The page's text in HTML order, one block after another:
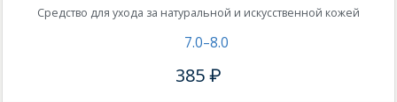
Cредство для ухода за натуральной и искусственной кожей
7.0–8.0
385 ₽